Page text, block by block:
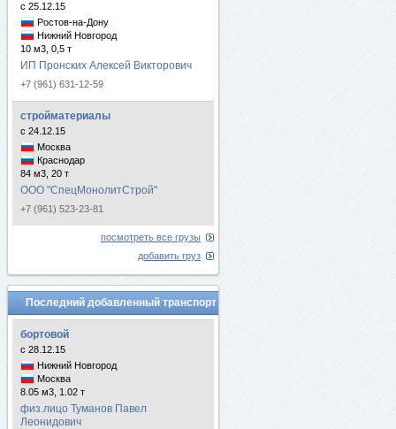
с 25.12.15
Ростов-на-Дону
Нижний Новгород
10 м3, 0,5 т
ИП Пронских Алексей Викторович
+7 (961) 631-12-59
стройматериалы
с 24.12.15
Москва
Краснодар
84 м3, 20 т
ООО "СпецМонолитСтрой"
+7 (961) 523-23-81
посмотреть все грузы
добавить груз
Последний добавленный транспорт
бортовой
с 28.12.15
Нижний Новгород
Москва
8.05 м3, 1.02 т
физ.лицо Туманов Павел
Леонидович